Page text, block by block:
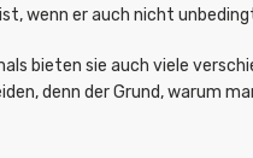
wenn er auch nicht
bieten sie auch viele
denn der Grund, warum